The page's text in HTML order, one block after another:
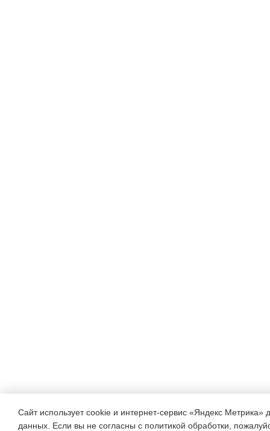
Сайт использует cookie и интернет-сервис «Яндекс Метрика»
данных. Если вы не согласны с политикой обработки,